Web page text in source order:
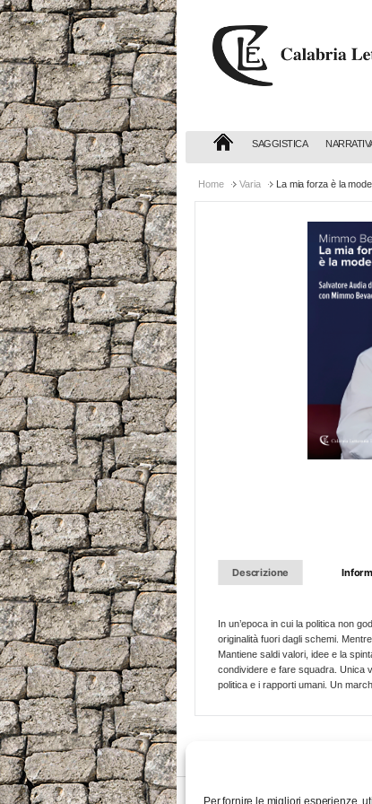
Per fornire le migliori esperienze,
SAGGISTICA
Home Varia La mia forza è la
Descrizione
In un’epoca in cui la politica non
originalità fuori dagli schemi.
Mantiene saldi valori, idee e la
condividere e fare squadra. Unica
politica e i rapporti umani. Un